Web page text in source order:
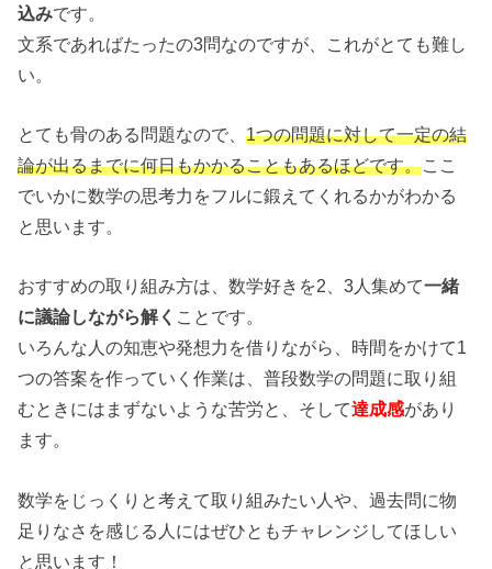
込みです。
文系であればたったの3問なのですが、これがとても難し
い。
とても骨のある問題なので、1つの問題に対して一定の結
論が出るまでに何日もかかることもあるほどです。ここ
でいかに数学の思考力をフルに鍛えてくれるかがわかる
と思います。
おすすめの取り組み方は、数学好きを2、3人集めて一緒
に議論しながら解く ことです。
いろんな人の知恵や発想力を借りながら、時間をかけて1
つの答案を作っていく作業は、普段数学の問題に取り組
むときにはまずないような苦労と、そして達成感があり
ます。
数学をじっくりと考えて取り組みたい人や、過去問に物
足りなさを感じる人にはぜひともチャレンジしてほしい
と思います！